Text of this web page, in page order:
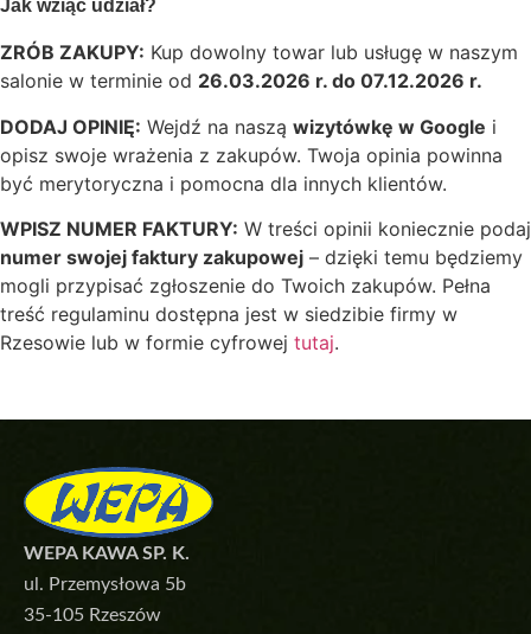
Jak wziąć udział?
ZRÓB ZAKUPY: Kup dowolny towar lub usługę w naszym
salonie w terminie od 26.03.2026 r. do 07.12.2026 r.
DODAJ OPINIĘ: Wejdź na naszą wizytówkę w Google i
opisz swoje wrażenia z zakupów. Twoja opinia powinna
być merytoryczna i pomocna dla innych klientów.
WPISZ NUMER FAKTURY: W treści opinii koniecznie podaj
numer swojej faktury zakupowej – dzięki temu będziemy
mogli przypisać zgłoszenie do Twoich zakupów. Pełna
treść regulaminu dostępna jest w siedzibie firmy w
Rzesowie lub w formie cyfrowej tutaj.
WEPA KAWA SP. K.
ul. Przemysłowa 5b
35-105 Rzeszów